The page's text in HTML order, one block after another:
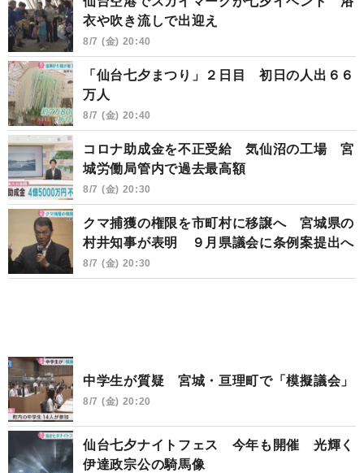
衣や吹き流しで出迎え
8/7 (金) 20:40
「仙台七夕まつり」２日目 初日の人出６６
万人
8/7 (金) 20:40
コロナ助成金を不正受給 気仙沼の工場 宮
城労働局管内で過去最高額
8/7 (金) 20:30
クマ捕獲の権限を市町村に移譲へ 宮城県の
村井知事が表明 ９月県議会に条例案提出へ
8/7 (金) 20:30
中学生が質疑 宮城・亘理町で「模擬議会」
8/7 (金) 20:20
仙台七夕ナイトフェス 今年も開催 光輝く
伊達政宗公の騎馬像